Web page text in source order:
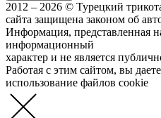
2012 – 2026 © Турецкий
сайта защищена законом об
Информация, представленная
информационный
характер и не является
Работая с этим сайтом, вы
использование файлов cookie